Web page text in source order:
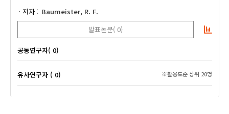
저자
Baumeister, R. F.
발표논문( 0)
공동연구자( 0)
유사연구자 ( 0) ※활용도순 상위 20명